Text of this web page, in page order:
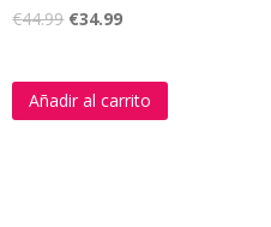
€44.99 €34.99
Añadir al carrito